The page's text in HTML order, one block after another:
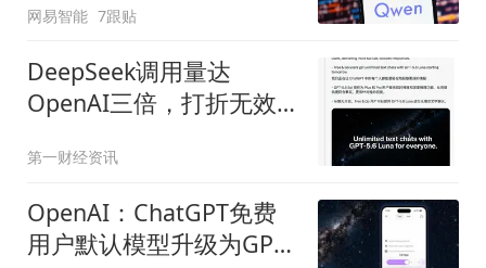
网易智能 7跟贴
DeepSeek调用量达
OpenAI三倍，打折无效
第一财经资讯
OpenAI：ChatGPT免费
用户默认模型升级为GPT-